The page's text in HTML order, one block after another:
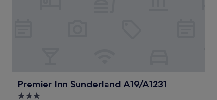
Premier Inn Sunderland A19/A1231
Premier Inn Sunderland A19/A1231
3.0-